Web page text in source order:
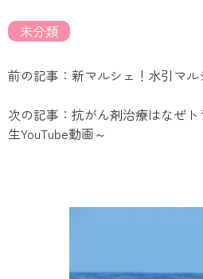
未分類
前の記事：新マルシェ！水引マ
次の記事：抗がん剤治療はなぜ
生YouTube動画～